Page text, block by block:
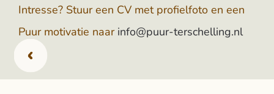
Intresse? Stuur een CV met profielfoto en een
Puur motivatie naar info@puur-terschelling.nl